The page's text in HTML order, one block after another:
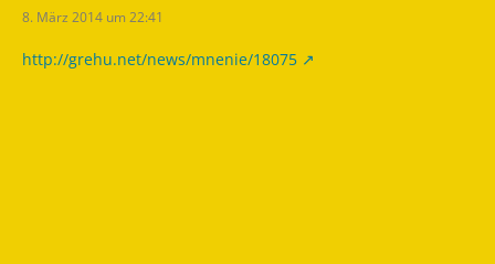
8. März 2014 um 22:41
http://grehu.net/news/mnenie/18075